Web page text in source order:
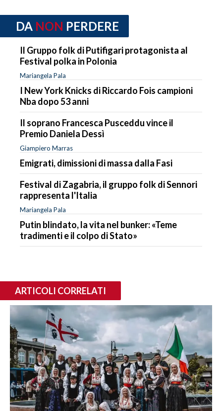
DA NON PERDERE
Il Gruppo folk di Putifigari protagonista al
Festival polka in Polonia
Mariangela Pala
I New York Knicks di Riccardo Fois campioni
Nba dopo 53 anni
Il soprano Francesca Pusceddu vince il
Premio Daniela Dessì
Giampiero Marras
Emigrati, dimissioni di massa dalla Fasi
Festival di Zagabria, il gruppo folk di Sennori
rappresenta l'Italia
Mariangela Pala
Putin blindato, la vita nel bunker: «Teme
tradimenti e il colpo di Stato»
ARTICOLI CORRELATI